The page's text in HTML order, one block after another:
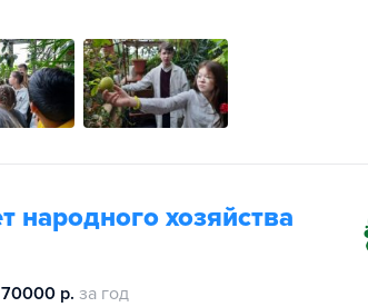
народного хозяйства
р. за год